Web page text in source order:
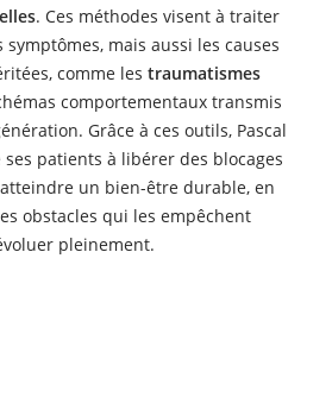
. Ces méthodes visent à traiter
mais aussi les causes
comme les traumatismes
comportementaux transmis
Grâce à ces outils, Pascal
patients à libérer des blocages
un bien-être durable, en
obstacles qui les empêchent
pleinement.